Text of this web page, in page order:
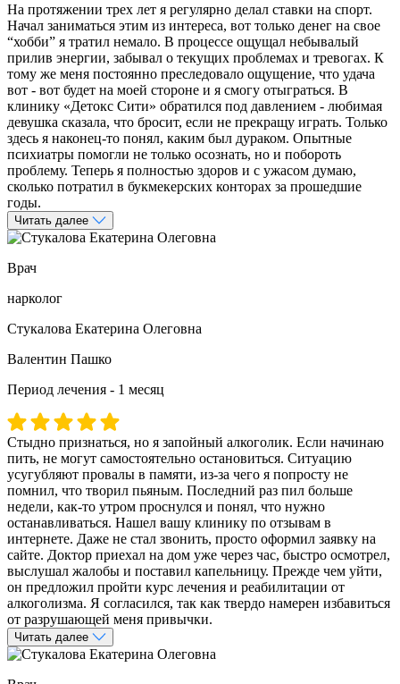
На протяжении трех лет я регулярно делал ставки на спорт.
Начал заниматься этим из интереса, вот только денег на свое
“хобби” я тратил немало. В процессе ощущал небывалый
прилив энергии, забывал о текущих проблемах и тревогах. К
тому же меня постоянно преследовало ощущение, что удача
вот - вот будет на моей стороне и я смогу отыграться. В
клинику «Детокс Сити» обратился под давлением - любимая
девушка сказала, что бросит, если не прекращу играть. Только
здесь я наконец-то понял, каким был дураком. Опытные
психиатры помогли не только осознать, но и побороть
проблему. Теперь я полностью здоров и с ужасом думаю,
сколько потратил в букмекерских конторах за прошедшие
годы.
Читать далее
Врач
нарколог
Стукалова Екатерина Олеговна
Валентин Пашко
Период лечения - 1 месяц
Стыдно признаться, но я запойный алкоголик. Если начинаю
пить, не могут самостоятельно остановиться. Ситуацию
усугубляют провалы в памяти, из-за чего я попросту не
помнил, что творил пьяным. Последний раз пил больше
недели, как-то утром проснулся и понял, что нужно
останавливаться. Нашел вашу клинику по отзывам в
интернете. Даже не стал звонить, просто оформил заявку на
сайте. Доктор приехал на дом уже через час, быстро осмотрел,
выслушал жалобы и поставил капельницу. Прежде чем уйти,
он предложил пройти курс лечения и реабилитации от
алкоголизма. Я согласился, так как твердо намерен избавиться
от разрушающей меня привычки.
Читать далее